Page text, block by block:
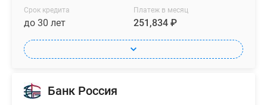
Срок кредита
до 30 лет
Платеж в месяц
251,834 ₽
Банк Россия